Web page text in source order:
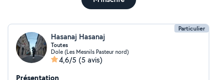
Particulier
Hasanaj Hasanaj
Toutes
Dole (Les Mesnils Pasteur nord)
4,6/5 (5 avis)
Présentation